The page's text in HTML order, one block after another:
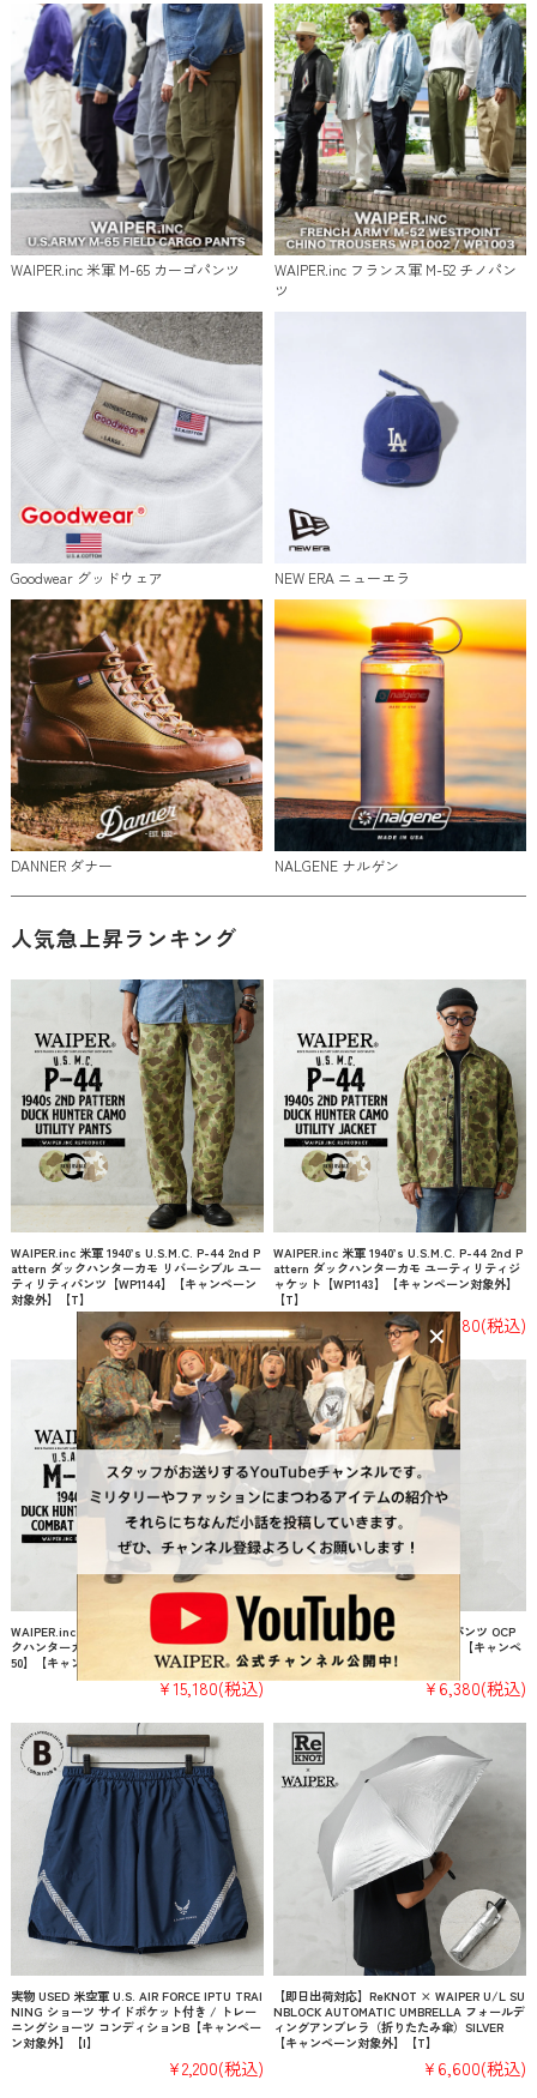
WAIPER.inc 米軍 M-65 カーゴパンツ
WAIPER.inc フランス軍 M-52 チノパン
ツ
Goodwear グッドウェア NEW ERA ニューエラ
DANNER ダナー NALGENE ナルゲン
人気急上昇ランキング
WAIPER.inc 米軍 1940’s U.S.M.C. P-44 2nd P
attern ダックハンターカモ リバーシブル ユー
ティリティパンツ【WP1144】【キャンペーン
対象外】【T】
¥15,180(税込)
WAIPER.inc 米軍 1940’s U.S.M.C. P-44 2nd P
attern ダックハンターカモ ユーティリティジ
ャケット【WP1143】【キャンペーン対象外】
【T】
¥15,180(税込)
WAIPER.inc 米軍 1940’s U.S.ARMY M-43 ダッ
クハンターカモ コンバットジャケット【WP11
50】【キャンペーン対象外】【T】
¥15,180(税込)
実物 USED 米軍 COMBAT カーゴパンツ OCP
スコーピオンW2 コットンナイロン【キャンペ
ーン対象外】【I】
¥6,380(税込)
実物 USED 米空軍 U.S. AIR FORCE IPTU TRAI
NING ショーツ サイドポケット付き / トレー
ニングショーツ コンディションB【キャンペー
ン対象外】【I】
¥2,200(税込)
【即日出荷対応】ReKNOT × WAIPER U/L SU
NBLOCK AUTOMATIC UMBRELLA フォールデ
ィングアンブレラ（折りたたみ傘）SILVER
【キャンペーン対象外】【T】
¥6,600(税込)